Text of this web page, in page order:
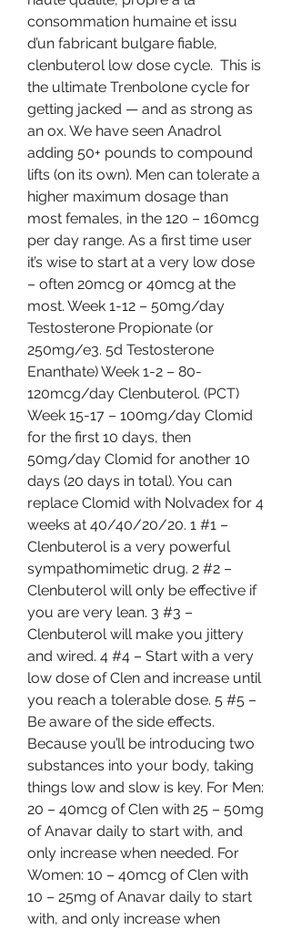
consommation humaine et issu
d’un fabricant bulgare fiable,
clenbuterol low dose cycle.  This is
the ultimate Trenbolone cycle for
getting jacked — and as strong as
an ox. We have seen Anadrol
adding 50+ pounds to compound
lifts (on its own). Men can tolerate a
higher maximum dosage than
most females, in the 120 – 160mcg
per day range. As a first time user
it’s wise to start at a very low dose
– often 20mcg or 40mcg at the
most. Week 1-12 – 50mg/day
Testosterone Propionate (or
250mg/e3. 5d Testosterone
Enanthate) Week 1-2 – 80-
120mcg/day Clenbuterol. (PCT)
Week 15-17 – 100mg/day Clomid
for the first 10 days, then
50mg/day Clomid for another 10
days (20 days in total). You can
replace Clomid with Nolvadex for 4
weeks at 40/40/20/20. 1 #1 –
Clenbuterol is a very powerful
sympathomimetic drug. 2 #2 –
Clenbuterol will only be effective if
you are very lean. 3 #3 –
Clenbuterol will make you jittery
and wired. 4 #4 – Start with a very
low dose of Clen and increase until
you reach a tolerable dose. 5 #5 –
Be aware of the side effects.
Because you’ll be introducing two
substances into your body, taking
things low and slow is key. For Men:
20 – 40mcg of Clen with 25 – 50mg
of Anavar daily to start with, and
only increase when needed. For
Women: 10 – 40mcg of Clen with
10 – 25mg of Anavar daily to start
with, and only increase when